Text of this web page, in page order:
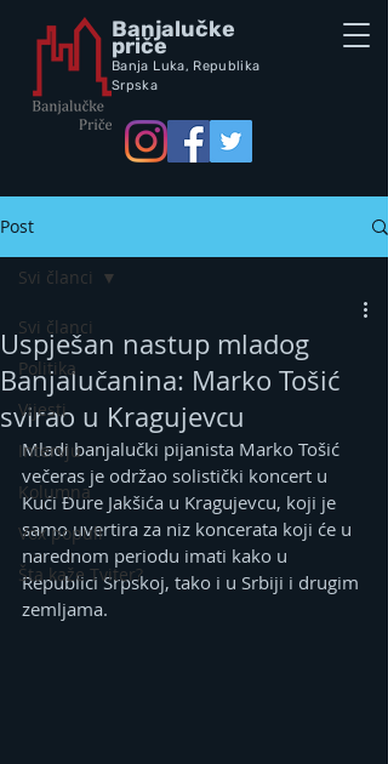
Banjalučke
priče
Banja Luka, Republika
Srpska
Post
Svi članci
Politika
Vijesti
Intervju
Kolumna
Vox populi
Šta kaže Tviter?
Svi članci
Uspješan nastup mladog
Banjalučanina: Marko Tošić
svirao u Kragujevcu
Mladi banjalučki pijanista Marko Tošić
večeras je održao solistički koncert u
Kući Đure Jakšića u Kragujevcu, koji je
samo uvertira za niz koncerata koji će u
narednom periodu imati kako u
Republici Srpskoj, tako i u Srbiji i drugim
zemljama.